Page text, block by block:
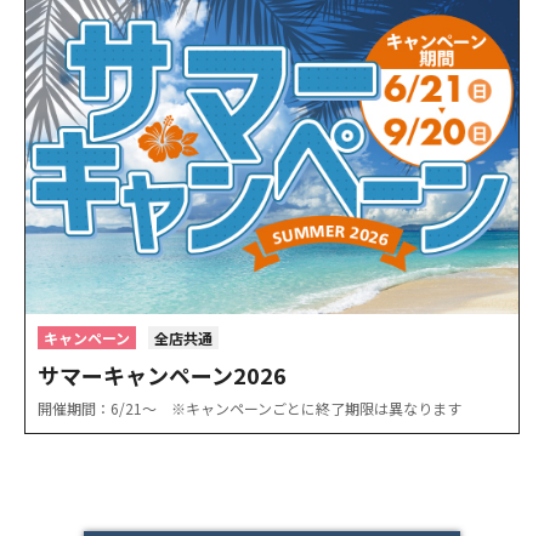
キャンペーン 全店共通
サマーキャンペーン2026
開催期間：6/21〜 ※キャンペーンごとに終了期限は異なります